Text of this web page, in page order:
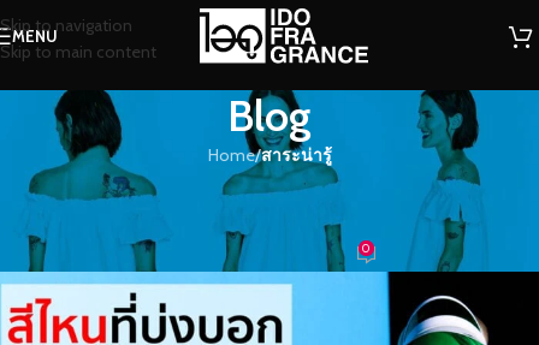
Skip to navigation
Skip to main content
MENU
Blog
Home/สาระน่ารู้
สาระน่ารู้
สีไหนที่บ่งบอกความเป็นสไตล์ของคุณ
น้ำหอมOn 30/08/2021 0